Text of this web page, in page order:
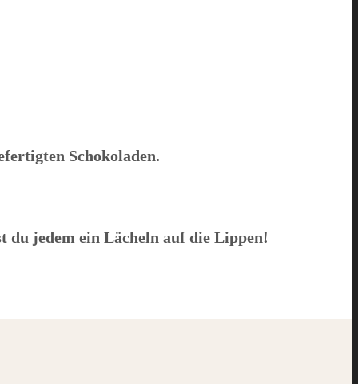
Schokoladen.
du jedem ein Lächeln auf die Lippen!